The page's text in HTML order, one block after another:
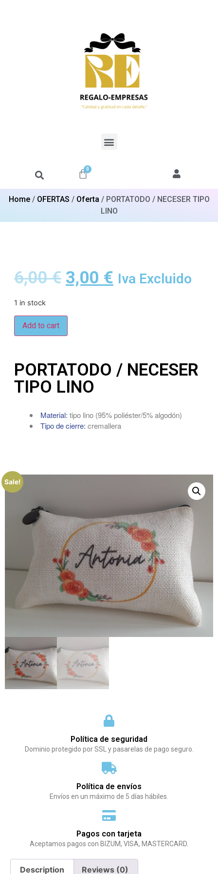
0
Home/ OFERTAS / Oferta / PORTATODO / NECESER TIPO
LINO
6,00€ 3,00 € Iva Excluido
1 in stock
Add to cart
PORTATODO / NECESER
TIPO LINO
Material: tipo lino (95% poliéster/5% algodón)
Tipo de cierre: cremallera
Sale!
Política de seguridad
Dominio protegido por SSL y pasarelas de pago seguro.
Política de envíos
Envíos en un máximo de 5 días hábiles.
Pagos con tarjeta
Aceptamos pagos con BIZUM, VISA, MASTERCARD.
Description Reviews (0)